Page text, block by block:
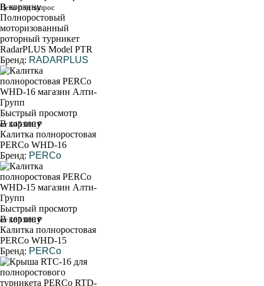
В корзину
Цена под запрос
Полноростовый
моторизованный
роторный турникет
RadarPLUS Model PTR
Бренд: RADARPLUS
Быстрый просмотр
В корзину
от 145 000 ₽
Калитка полноростовая
PERCo WHD-16
Бренд: PERCo
Быстрый просмотр
В корзину
от 185 000 ₽
Калитка полноростовая
PERCo WHD-15
Бренд: PERCo